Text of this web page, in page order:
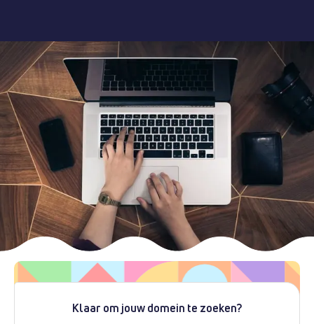
Klaar om jouw domein te zoeken?